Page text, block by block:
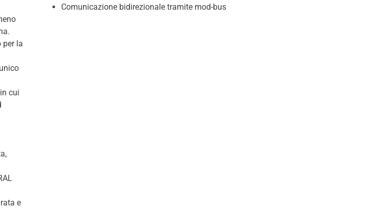
per la
cui
e
Comunicazione bidirezionale tramite mod-bus